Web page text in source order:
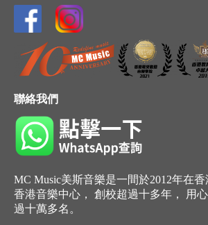
聯絡我們
MC Music美斯音樂是一間於2012年在
香港音樂中心， 創校超過十多年， 用
過十萬多名。